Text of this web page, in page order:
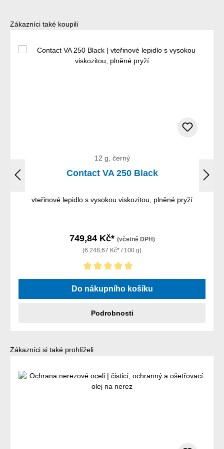
Přeskočit galerii produktů
Zákazníci také koupili
12 g, černý
Contact VA 250 Black
vteřinové lepidlo s vysokou viskozitou, plněné pryží
749,84 Kč* (včetně DPH)
(6 248,67 Kč* / 100 g)
Průměrné hodnocení 5 z 5 hvězd
Do nákupního košíku
Podrobnosti
Přeskočit galerii produktů
Zákazníci si také prohlíželi